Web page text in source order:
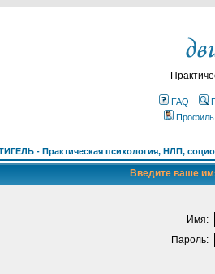
FAQ
Профиль
- Практическая психология, НЛП,
Введите ваше
Имя:
Пароль: